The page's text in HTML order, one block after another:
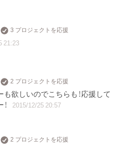
3 プロジェクトを応援
21:23
2 プロジェクトを応援
も欲しいのでこちらも！応援して
2015/12/25 20:57
2 プロジェクトを応援